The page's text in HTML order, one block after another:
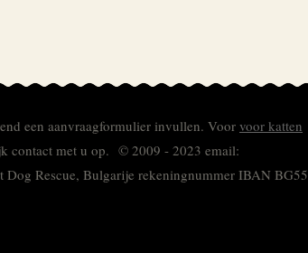
een aanvraagformulier invullen. Voor voor katten
contact met u op. © 2009 - 2023 email:
Dog Rescue, Bulgarije rekeningnummer IBAN BG55